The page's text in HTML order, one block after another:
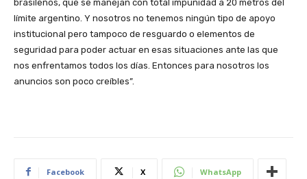
brasileños, que se manejan con total impunidad a 20 metros del
límite argentino. Y nosotros no tenemos ningún tipo de apoyo
institucional pero tampoco de resguardo o elementos de
seguridad para poder actuar en esas situaciones ante las que
nos enfrentamos todos los días. Entonces para nosotros los
anuncios son poco creíbles”.
Facebook X WhatsApp